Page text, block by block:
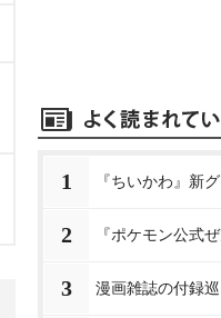
1 『ちいかわ』新
2 『ポケモン公式
3 漫画雑誌の付録